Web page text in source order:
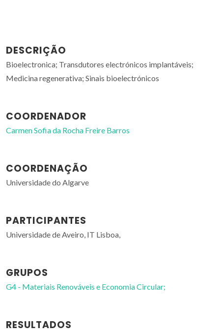
DESCRIÇÃO
Bioelectronica; Transdutores electrónicos implantáveis;
Medicina regenerativa; Sinais bioelectrónicos
COORDENADOR
Carmen Sofia da Rocha Freire Barros
COORDENAÇÃO
Universidade do Algarve
PARTICIPANTES
Universidade de Aveiro, IT Lisboa,
GRUPOS
G4 - Materiais Renováveis e Economia Circular;
RESULTADOS